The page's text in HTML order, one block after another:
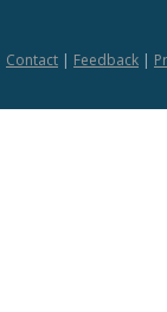
Contact | Feedback |